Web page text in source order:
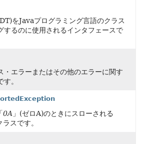
をJavaプログラミング言語のクラス
するのに使用されるインタフェースで
・エラーまたはその他のエラーに関す
。
0A 」(ゼロA)のときにスローされる
スです。